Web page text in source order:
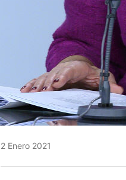
2 Enero 2021